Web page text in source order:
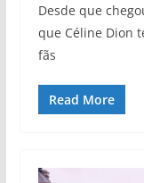
Desde que
que Céline Dion
fãs
Read More